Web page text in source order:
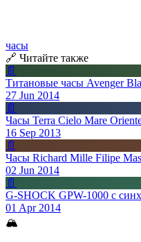
часы
🔗 Читайте также
📄
Титановые часы Avenger
27 Jun 2014
📄
Часы Terra Cielo Mare
16 Sep 2013
📄
Часы Richard Mille Filipe
02 Jun 2014
📄
G-SHOCK GPW-1000 с
01 Apr 2014
🏔